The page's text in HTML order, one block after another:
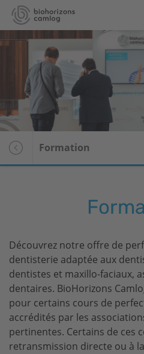
Formation
Découvrez notre offre de
dentisterie adaptée aux
dentistes et maxillo-faciaux,
dentaires. BioHorizons
pour certains cours de
accrédités par les
pertinentes. Certains de ces
retransmission directe ou à